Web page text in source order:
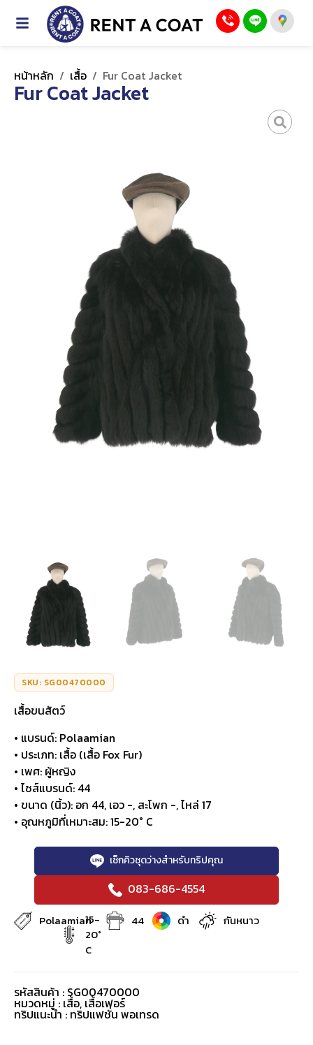
หน้าหลัก / เสื้อ / Fur Coat Jacket
Fur Coat Jacket
SKU: SG00470000
เสื้อขนสัตว์
• แบรนด์: Polaamian
• ประเภท: เสื้อ (เสื้อ Fox Fur)
• เพศ: ผู้หญิง
• ไซส์แบรนด์: 44
• ขนาด (นิ้ว): อก 44, เอว -, สะโพก -, ไหล่ 17
• อุณหภูมิที่เหมาะสม: 15-20° C
เช็กคิวชุดว่างสำหรับทริปคุณ
083-686-4554
Polaamian15-
20°
C
44 ดำ กันหนาว
รหัสสินค้า : SG00470000
หมวดหมู่ : เสื้อ, เสื้อเฟอร์
ทริปแนะนำ : ทริปแฟชั่น พอเทรด